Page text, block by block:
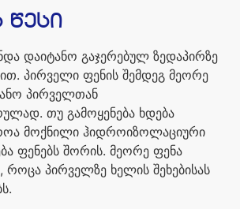
წესი
დაიტანო გაჯერებულ ზედაპირზე
. პირველი ფენის შემდეგ მეორე
პირველთან
. თუ გამოყენება ხდება
მოქნილი ჰიდროიზოლაციური
ფენებს შორის. მეორე ფენა
, როცა პირველზე ხელის შეხებისას
.